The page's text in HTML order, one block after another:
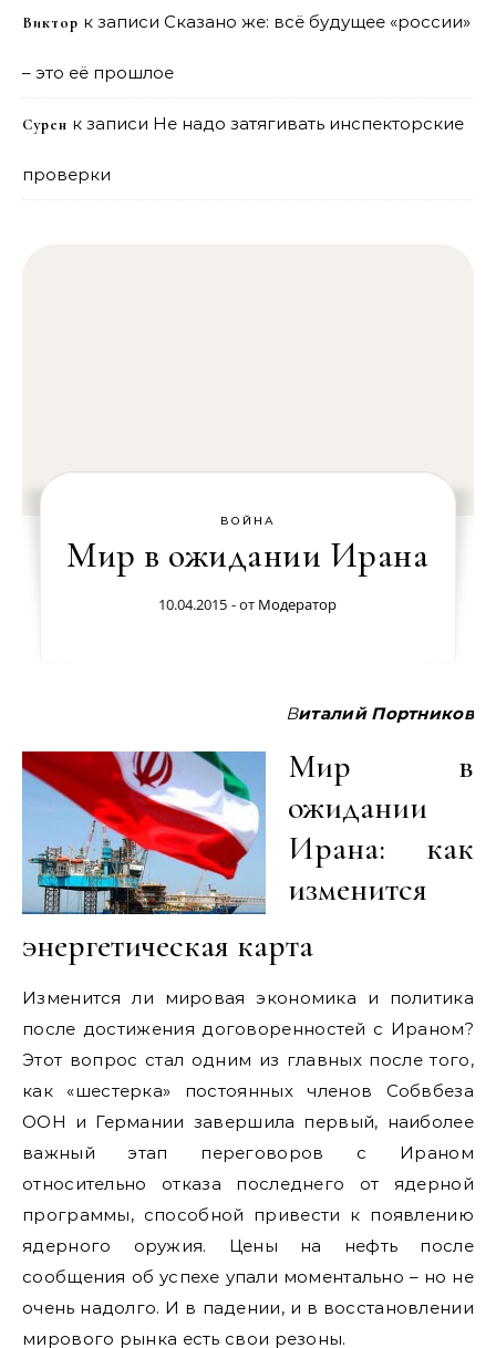
Виктор к записи Сказано же: всё будущее «россии»
– это её прошлое
Сурен к записи Не надо затягивать инспекторские
проверки
ВОЙНА
Мир в ожидании Ирана
10.04.2015 - от Модератор
Виталий Портников
Мир в
ожидании
Ирана: как
изменится
энергетическая карта
Изменится ли мировая экономика и политика
после достижения договоренностей с Ираном?
Этот вопрос стал одним из главных после того,
как «шестерка» постоянных членов Собвбеза
ООН и Германии завершила первый, наиболее
важный этап переговоров с Ираном
относительно отказа последнего от ядерной
программы, способной привести к появлению
ядерного оружия. Цены на нефть после
сообщения об успехе упали моментально – но не
очень надолго. И в падении, и в восстановлении
мирового рынка есть свои резоны.